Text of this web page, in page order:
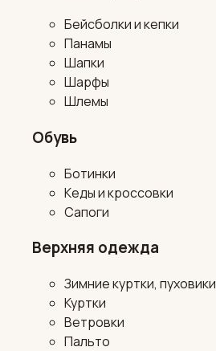
Бейсболки и кепки
Панамы
Шапки
Шарфы
Шлемы
Обувь
Ботинки
Кеды и кроссовки
Сапоги
Верхняя одежда
Зимние куртки, пуховики
Куртки
Ветровки
Пальто